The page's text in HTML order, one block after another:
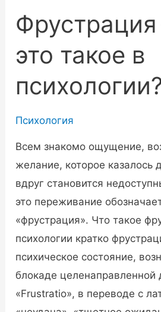
это такое в
Психология
Всем знакомо ощущение,
желание, которое
вдруг становится
это переживание
«фрустрация». Что такое
психологии кратко
психическое состояние,
блокаде целенаправленной
«Frustratio», в переводе с